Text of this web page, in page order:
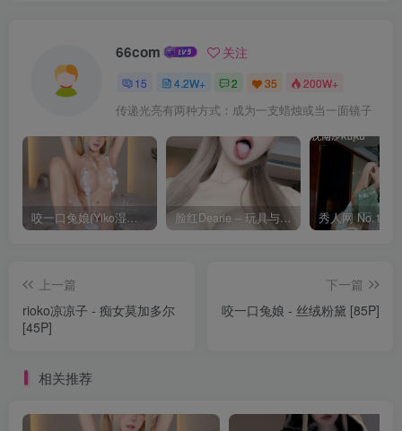
66com 关注
15 4.2W+ 2 35 200W+
传递光亮有两种方式：成为一支蜡烛或当一面镜子
咬一口兔娘(Yiko湿润兔) – 8月 鸣潮-芙露德莉斯 [63P] 脸红Dearie – 玩具与你 [35P]
上一篇
rioko凉凉子 - 痴女莫加多尔
[45P]
下一篇
咬一口兔娘 - 丝绒粉黛 [85P]
相关推荐